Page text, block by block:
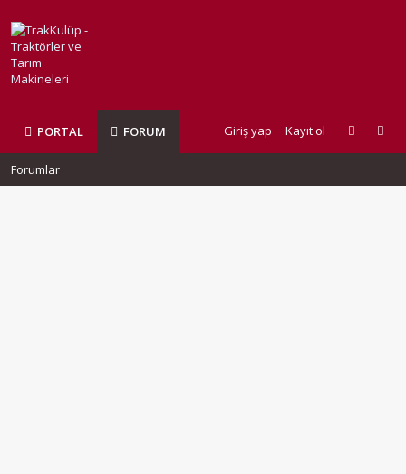
PORTAL FORUM Giriş yap Kayıt ol
Forumlar